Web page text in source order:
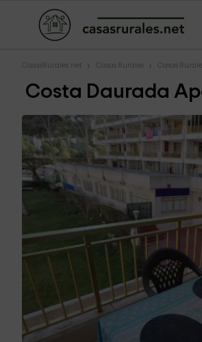
CasasRurales.net Casas Rurales Casas
Costa Daurada